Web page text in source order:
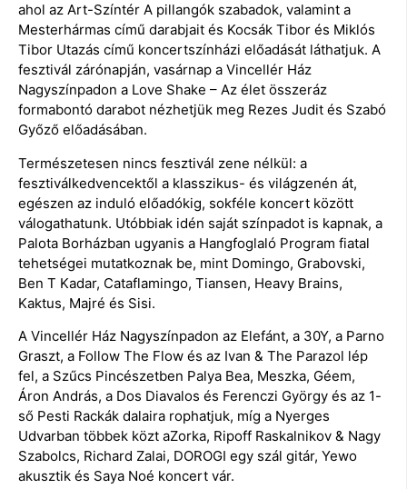
ahol az Art-Színtér A pillangók szabadok, valamint a
Mesterhármas című darabjait és Kocsák Tibor és Miklós
Tibor Utazás című koncertszínházi előadását láthatjuk. A
fesztivál zárónapján, vasárnap a Vincellér Ház
Nagyszínpadon a Love Shake – Az élet összeráz
formabontó darabot nézhetjük meg Rezes Judit és Szabó
Győző előadásában.
Természetesen nincs fesztivál zene nélkül: a
fesztiválkedvencektől a klasszikus- és világzenén át,
egészen az induló előadókig, sokféle koncert között
válogathatunk. Utóbbiak idén saját színpadot is kapnak, a
Palota Borházban ugyanis a Hangfoglaló Program fiatal
tehetségei mutatkoznak be, mint Domingo, Grabovski,
Ben T Kadar, Cataflamingo, Tiansen, Heavy Brains,
Kaktus, Majré és Sisi.
A Vincellér Ház Nagyszínpadon az Elefánt, a 30Y, a Parno
Graszt, a Follow The Flow és az Ivan & The Parazol lép
fel, a Szűcs Pincészetben Palya Bea, Meszka, Géem,
Áron András, a Dos Diavalos és Ferenczi György és az 1-
ső Pesti Rackák dalaira rophatjuk, míg a Nyerges
Udvarban többek közt aZorka, Ripoff Raskalnikov & Nagy
Szabolcs, Richard Zalai, DOROGI egy szál gitár, Yewo
akusztik és Saya Noé koncert vár.